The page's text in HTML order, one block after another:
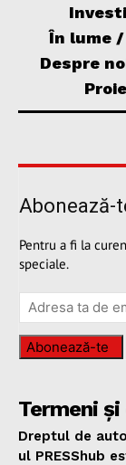
În lume /
Despre
Abonează-
Pentru a fi la
speciale.
Abonează-te
Termeni
Dreptul de
ul PRESShub